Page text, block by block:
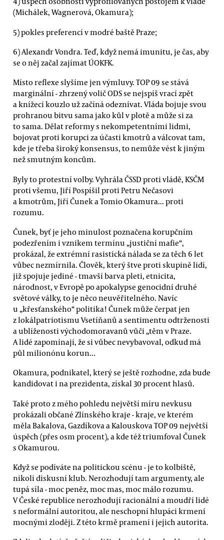
(Michálek, Wagnerová, Okamura);
5) pokles preferencí v modré baště Praze;
6) Alexandr Vondra. Teď, když nemá imunitu, je čas, aby
se o něj začal zajímat ÚOKFK.
Místo reflexe slyšíme jen výmluvy. TOP 09 se stává
marginální - zhrzený volič ODS se nejspíš vrací zpět
a knížecí kouzlo už začíná odeznívat. Vláda bojuje svou
prohranou bitvu sama jako kůl v plotě a může si za
to sama. Dělat reformy s nekompetentními lidmi,
bojovat proti korupci za účasti kmotrů a válcovat tam,
kde je třeba široký konsensus, to nemůže vést k jiným
než smutným koncům.
Byly to protestní volby. Vyhrála ČSSD proti vládě, KSČM
proti všemu, Jiří Pospíšil proti Petru Nečasovi
a kmotrům, Jiří Čunek a Tomio Okamura... proti
rozumu.
Čunek, byť je jeho minulost poznačena korupčním
podezřením i vznikem termínu „justiční mafie“,
prokázal, že extrémní rasistická nálada se za těch 6 let
vůbec nezmírnila. Člověk, který štve proti skupině lidí,
již spojuje jediné - tmavší barva pleti, etnicita,
národnost, v Evropě po apokalypse genocidní druhé
světové války, to je něco neuvěřitelného. Navíc
u „křesťanského“ politika! Čunek může čerpat jen
z lokálpatriotismu Vsetíňanů a sentimentu odtrženosti
a ublíženosti východomoravanů vůči „těm v Praze.
A lidé zapomínají, že si vůbec nevybavoval, odkud má
půl milionónu korun...
Okamura, podnikatel, který se ještě rozhodne, zda bude
kandidovat i na prezidenta, získal 30 procent hlasů.
Také proto z mého pohledu největší míru nevkusu
prokázali občané Zlínského kraje - kraje, ve kterém
měla Bakalova, Gazdíkova a Kalouskova TOP 09 největší
úspěch (přes osm procent), a kde též triumfoval Čunek
s Okamurou.
Když se podíváte na politickou scénu - je to kolbiště,
nikoli diskusní klub. Nerozhodují tam argumenty, ale
tupá síla - moc peněz, moc mas, moc málo rozumu.
V České republice nerozhodují racionální a moudří lidé
s neformální autoritou, ale neschopní hlupáci krmení
mocnými zloději. Z této krmě pramení i jejich autorita.